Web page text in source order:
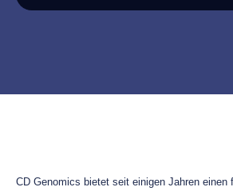
CD Genomics bietet seit einigen Jahren einen